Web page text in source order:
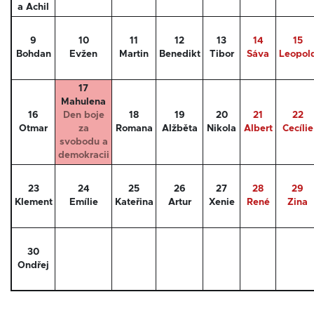
a Achil
9
Bohdan
10
Evžen
11
Martin
12
Benedikt
13
Tibor
14
Sáva
15
16
Otmar
17
Mahulena
Den boje
za
svobodu a
demokracii
18
Romana
19
Alžběta
20
Nikola
21
Albert
22
Cecílie
23
Klement
24
Emílie
25
Kateřina
26
Artur
27
Xenie
28
René
29
Zina
30
Ondřej